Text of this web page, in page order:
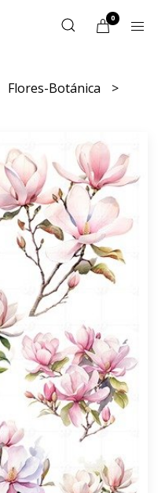
0
Flores-Botánica